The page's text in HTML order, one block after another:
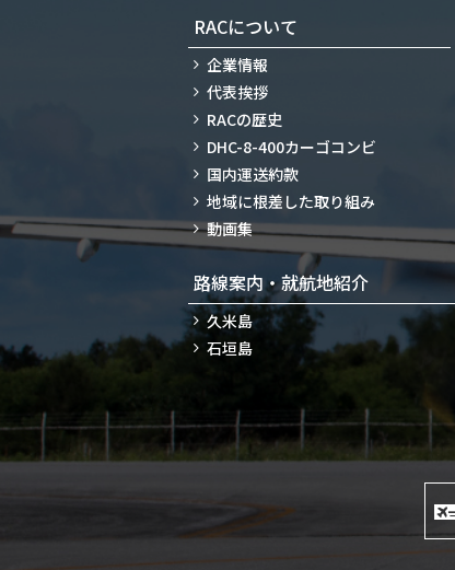
RACについて
企業情報
代表挨拶
RACの歴史
DHC-8-400カーゴコンビ
国内運送約款
地域に根差した取り組み
動画集
路線案内・就航地紹介
久米島
石垣島